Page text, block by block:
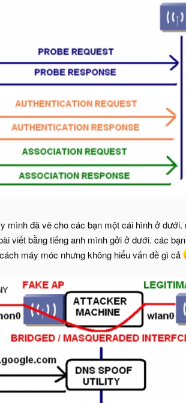
mình đã vẽ cho các bạn một cái hình ở
viết bằng tiếng anh mình gởi ở dưới. các
máy móc nhưng không hiểu vấn đề gì cả